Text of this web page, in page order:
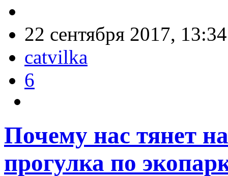
22 сентября 2017, 13:34
catvilka
6
Почему нас тянет
прогулка по